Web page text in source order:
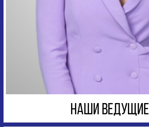
НАШИ ВЕДУЩИЕ